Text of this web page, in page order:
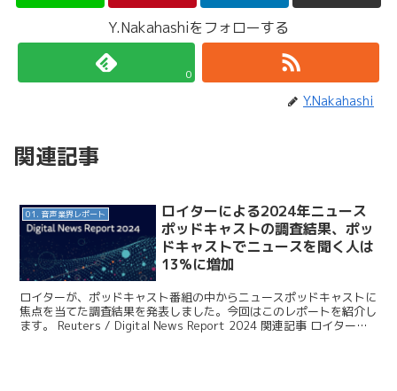
Y.Nakahashiをフォローする
0
Y.Nakahashi
関連記事
01. 音声業界レポート
ロイターによる2024年ニュース
ポッドキャストの調査結果、ポッ
ドキャストでニュースを聞く人は
13%に増加
ロイターが、ポッドキャスト番組の中からニュースポッドキャストに
焦点を当てた調査結果を発表しました。今回はこのレポートを紹介し
ます。 Reuters / Digital News Report 2024 関連記事 ロイターに